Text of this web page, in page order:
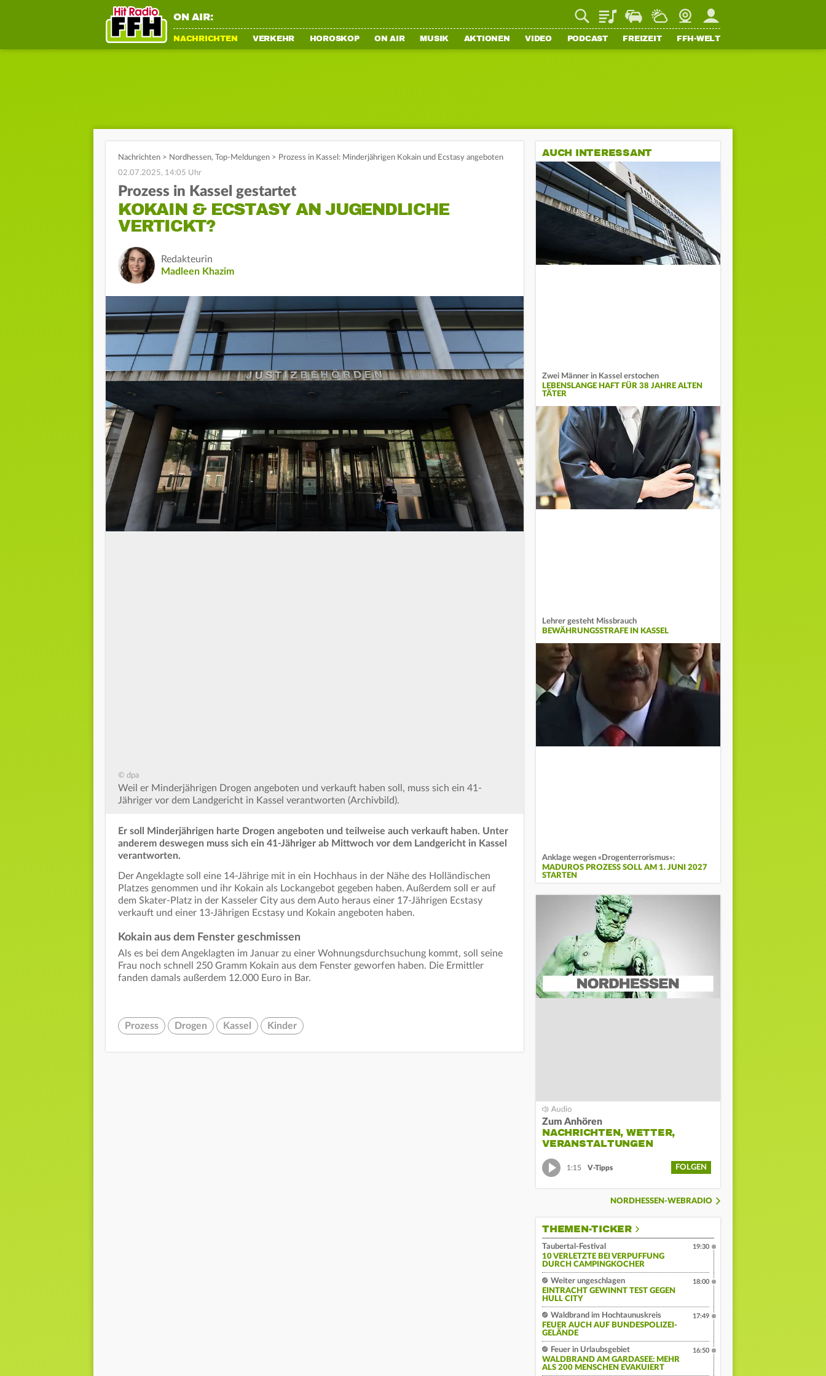
ON AIR: PlaylistStaupilotWetterWebcamMein FFH
NACHRICHTEN VERKEHR HOROSKOP ON AIR MUSIK AKTIONEN VIDEO PODCAST FREIZEIT FFH-WELT
Nachrichten > Nordhessen, Top-Meldungen > Prozess in Kassel: Minderjährigen Kokain und Ecstasy angeboten
02.07.2025, 14:05 Uhr
Prozess in Kassel gestartet
KOKAIN & ECSTASY AN JUGENDLICHE
VERTICKT?
Redakteurin
Madleen Khazim
© dpa
Weil er Minderjährigen Drogen angeboten und verkauft haben soll, muss sich ein 41-
Jähriger vor dem Landgericht in Kassel verantworten (Archivbild).
Er soll Minderjährigen harte Drogen angeboten und teilweise auch verkauft haben. Unter
anderem deswegen muss sich ein 41-Jähriger ab Mittwoch vor dem Landgericht in Kassel
verantworten.
Der Angeklagte soll eine 14-Jährige mit in ein Hochhaus in der Nähe des Holländischen
Platzes genommen und ihr Kokain als Lockangebot gegeben haben. Außerdem soll er auf
dem Skater-Platz in der Kasseler City aus dem Auto heraus einer 17-Jährigen Ecstasy
verkauft und einer 13-Jährigen Ecstasy und Kokain angeboten haben.
Kokain aus dem Fenster geschmissen
Als es bei dem Angeklagten im Januar zu einer Wohnungsdurchsuchung kommt, soll seine
Frau noch schnell 250 Gramm Kokain aus dem Fenster geworfen haben. Die Ermittler
fanden damals außerdem 12.000 Euro in Bar.
Prozess Drogen Kassel Kinder
AUCH INTERESSANT
Zwei Männer in Kassel erstochen
LEBENSLANGE HAFT FÜR 38 JAHRE ALTEN
TÄTER
Lehrer gesteht Missbrauch
BEWÄHRUNGSSTRAFE IN KASSEL
Anklage wegen «Drogenterrorismus»:
MADUROS PROZESS SOLL AM 1. JUNI 2027
STARTEN
Zum Anhören
NACHRICHTEN, WETTER,
VERANSTALTUNGEN
1:15 V-Tipps FOLGEN
NORDHESSEN-WEBRADIO
THEMEN-TICKER
Taubertal-Festival
10 VERLETZTE BEI VERPUFFUNG
DURCH CAMPINGKOCHER
19:30
Weiter ungeschlagen
EINTRACHT GEWINNT TEST GEGEN
HULL CITY
18:00
Waldbrand im Hochtaunuskreis
FEUER AUCH AUF BUNDESPOLIZEI-
GELÄNDE
17:49
Feuer in Urlaubsgebiet
WALDBRAND AM GARDASEE: MEHR
ALS 200 MENSCHEN EVAKUIERT
16:50